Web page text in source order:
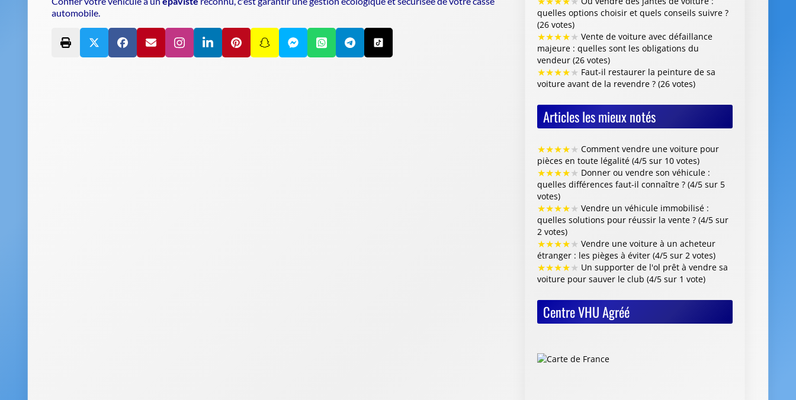
automobile.
quelles options choisir et quels conseils suivre ?
(26 votes)
★★★★★ Vente de voiture avec défaillance
majeure : quelles sont les obligations du
vendeur (26 votes)
★★★★★ Faut-il restaurer la peinture de sa
voiture avant de la revendre ? (26 votes)
Articles les mieux notés
★★★★★ Comment vendre une voiture pour
pièces en toute légalité (4/5 sur 10 votes)
★★★★★ Donner ou vendre son véhicule :
quelles différences faut-il connaître ? (4/5 sur 5
votes)
★★★★★ Vendre un véhicule immobilisé :
quelles solutions pour réussir la vente ? (4/5 sur
2 votes)
★★★★★ Vendre une voiture à un acheteur
étranger : les pièges à éviter (4/5 sur 2 votes)
★★★★★ Un supporter de l'ol prêt à vendre sa
voiture pour sauver le club (4/5 sur 1 vote)
Centre VHU Agréé